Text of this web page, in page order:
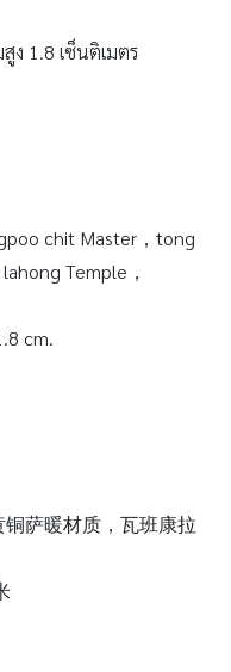
ง 1.8 เซ็นติเมตร
chit Master，tong
Temple，
cm.
萨暖材质，瓦班康拉